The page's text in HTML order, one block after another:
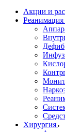
Акции и
Реанимация
Хирургия